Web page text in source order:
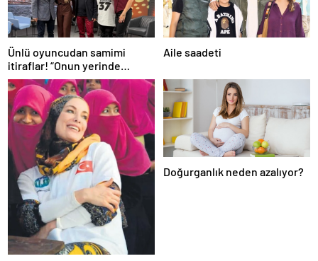
Ünlü oyuncudan samimi
itiraflar! “Onun yerinde
olsaydım diye çok düşündüm”
Aile saadeti
Doğurganlık neden azalıyor?